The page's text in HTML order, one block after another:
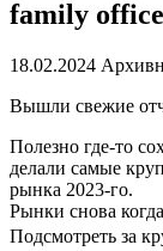
family
18.02.2024
Вышли свежие
Полезно где-то
делали самые
рынка 2023-го.
Рынки снова
Подсмотреть за